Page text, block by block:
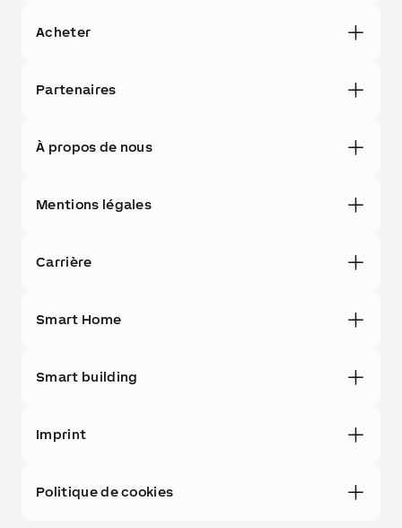
Acheter
Partenaires
À propos de nous
Mentions légales
Carrière
Smart Home
Smart building
Imprint
Politique de cookies